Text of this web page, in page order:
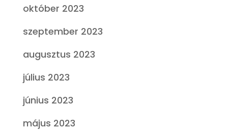
október 2023
szeptember 2023
augusztus 2023
július 2023
június 2023
május 2023